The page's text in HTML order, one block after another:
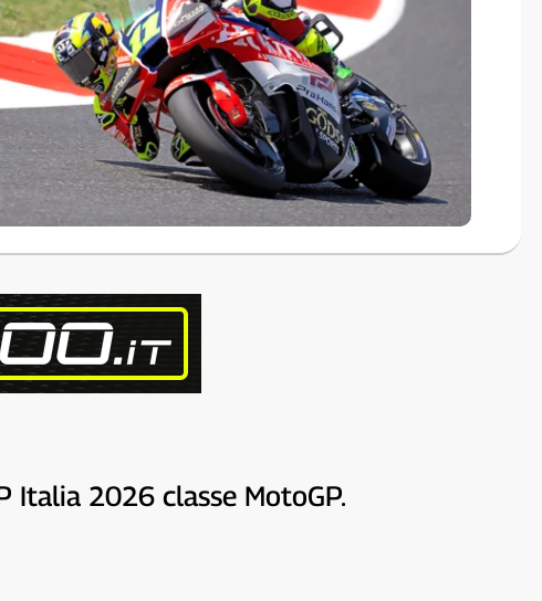
Italia 2026 classe MotoGP.